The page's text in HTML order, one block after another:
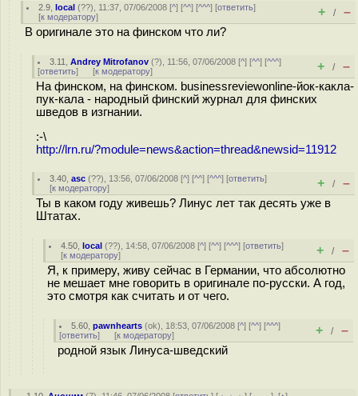
2.9 ,local (??), 11:37, 07/06/2008 [^] [^^] [^^^] [ответить]
[к модератору] + / –
В оригинале это на финском что ли?
3.11 ,Andrey Mitrofanov (?), 11:56, 07/06/2008 [^] [^^] [^^^]
[ответить] [к модератору] + / –
На финском, на финском. businessreviewonline-йок-какла-
пук-кала - народный финский журнал для финских
шведов в изгнании.
:-\
http://lrn.ru/?module=news&action=thread&newsid=11912
3.40 ,asc (??), 13:56, 07/06/2008 [^] [^^] [^^^] [ответить]
[к модератору] + / –
Ты в каком году живешь? Линус лет так десять уже в
Штатах.
4.50 ,local (??), 14:58, 07/06/2008 [^] [^^] [^^^] [ответить]
[к модератору] + / –
Я, к примеру, живу сейчас в Германии, что абсолютно
не мешает мне говорить в оригинале по-русски. А год,
это смотря как считать и от чего.
5.60 ,pawnhearts (ok), 18:53, 07/06/2008 [^] [^^] [^^^]
[ответить] [к модератору] + / –
родной язык Линуса-шведский